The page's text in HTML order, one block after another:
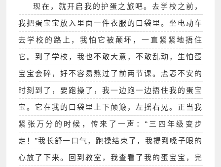
现在，就开启我的护蛋之旅吧。去学校之前，
我把蛋宝宝放入里面一件衣服的口袋里。坐电动车
去学校的路上，我怕它被颠坏，一直紧紧地捂住
它。到了学校，我也不敢大意，不敢乱动，生怕蛋
宝宝会碎，好不容易熬过了前两节课。忐忑不安的
时刻到了，要跑操了，我一边跑一边捂住我的蛋宝
宝。它在我的口袋里上下颠簸，左摇右晃。正当我
紧张万分的时候，传来了一声：“三四年级变步
走！”我长舒一口气，跑操结束了，我提到嗓子眼的
心放了下来。回到教室，我查看了我的蛋宝宝，完